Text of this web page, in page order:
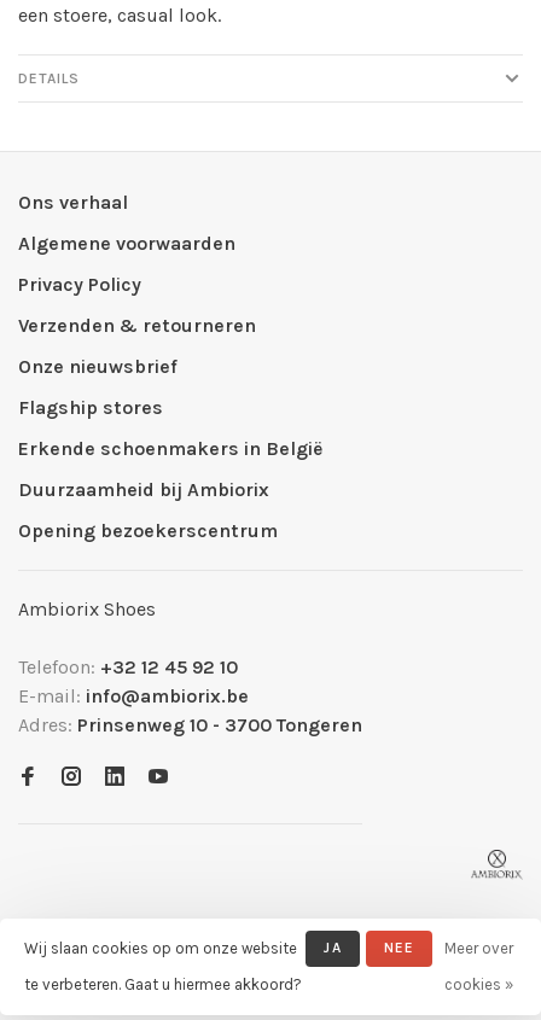
een stoere, casual look.
DETAILS
Ons verhaal
Algemene voorwaarden
Privacy Policy
Verzenden & retourneren
Onze nieuwsbrief
Flagship stores
Erkende schoenmakers in België
Duurzaamheid bij Ambiorix
Opening bezoekerscentrum
Ambiorix Shoes
Telefoon: +32 12 45 92 10
E-mail: info@ambiorix.be
Adres: Prinsenweg 10 - 3700 Tongeren
© Copyright 2026 Ambiorix Official Shop Lightspeed
Wij slaan cookies op om onze website
te verbeteren. Gaat u hiermee akkoord?
JA NEE
Meer over
cookies »